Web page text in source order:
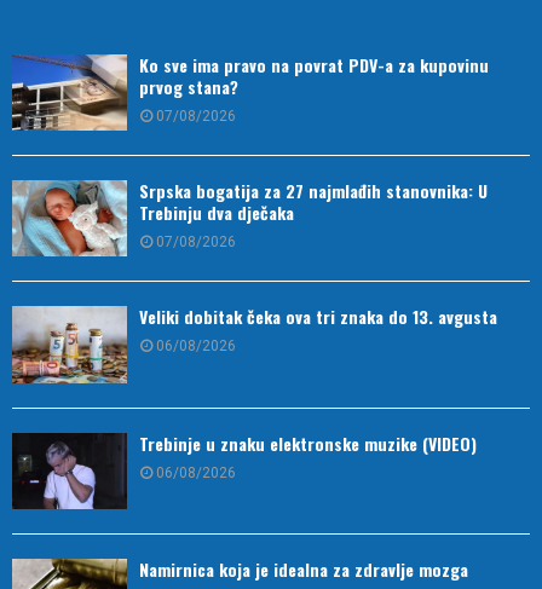
Ko sve ima pravo na povrat PDV-a za kupovinu
prvog stana?
07/08/2026
Srpska bogatija za 27 najmlađih stanovnika: U
Trebinju dva dječaka
07/08/2026
Veliki dobitak čeka ova tri znaka do 13. avgusta
06/08/2026
Trebinje u znaku elektronske muzike (VIDEO)
06/08/2026
Namirnica koja je idealna za zdravlje mozga